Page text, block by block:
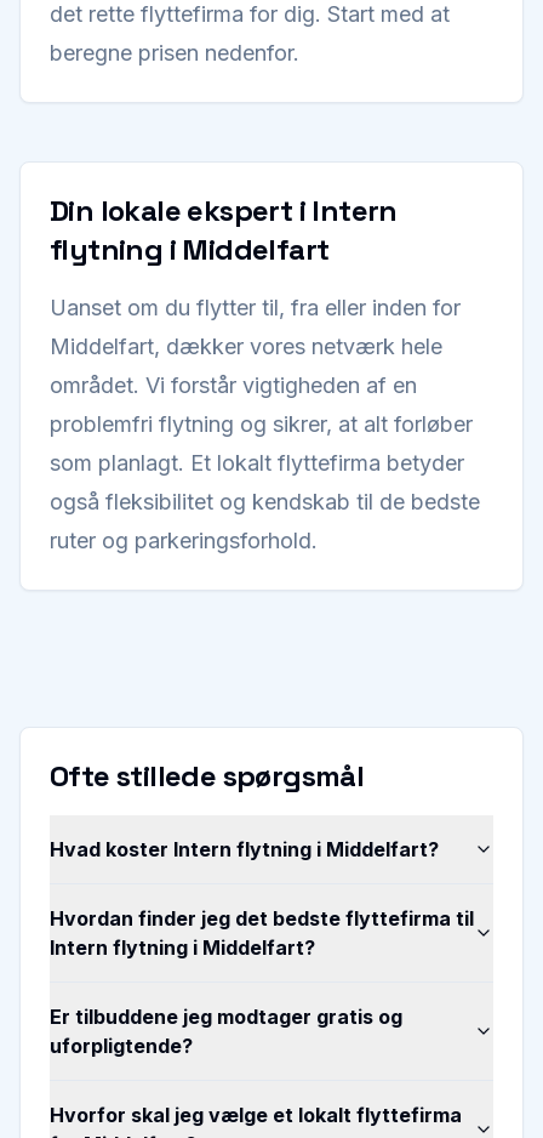
det rette flyttefirma for dig. Start med at
beregne prisen nedenfor.
Din lokale ekspert i Intern
flytning i Middelfart
Uanset om du flytter til, fra eller inden for
Middelfart, dækker vores netværk hele
området. Vi forstår vigtigheden af en
problemfri flytning og sikrer, at alt forløber
som planlagt. Et lokalt flyttefirma betyder
også fleksibilitet og kendskab til de bedste
ruter og parkeringsforhold.
Ofte stillede spørgsmål
Hvad koster Intern flytning i Middelfart?
Hvordan finder jeg det bedste flyttefirma til
Intern flytning i Middelfart?
Er tilbuddene jeg modtager gratis og
uforpligtende?
Hvorfor skal jeg vælge et lokalt flyttefirma